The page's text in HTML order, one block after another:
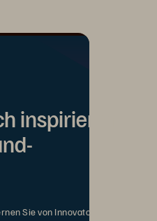
inspirieren
Sie von Innovatoren und